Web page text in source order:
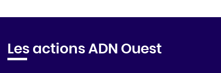
Les actions ADN Ouest